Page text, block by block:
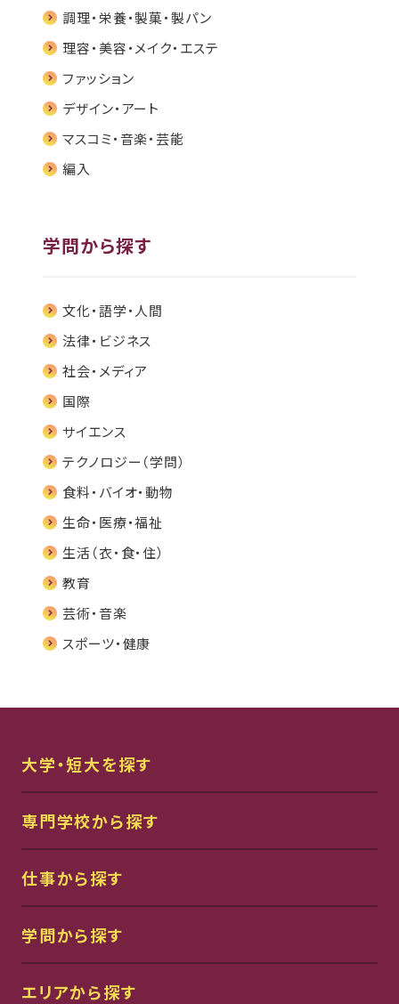
調理・栄養・製菓・製パン
理容・美容・メイク・エステ
ファッション
デザイン・アート
マスコミ・音楽・芸能
編入
学問から探す
文化・語学・人間
法律・ビジネス
社会・メディア
国際
サイエンス
テクノロジー（学問）
食料・バイオ・動物
生命・医療・福祉
生活（衣・食・住）
教育
芸術・音楽
スポーツ・健康
大学・短大を探す
専門学校から探す
仕事から探す
学問から探す
エリアから探す